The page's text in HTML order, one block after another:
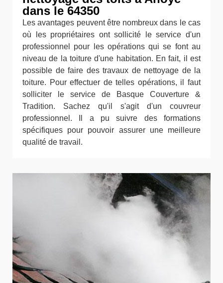
dans le 64350
Les avantages peuvent être nombreux dans le cas
où les propriétaires ont sollicité le service d'un
professionnel pour les opérations qui se font au
niveau de la toiture d'une habitation. En fait, il est
possible de faire des travaux de nettoyage de la
toiture. Pour effectuer de telles opérations, il faut
solliciter le service de Basque Couverture &
Tradition. Sachez qu'il s'agit d'un couvreur
professionnel. Il a pu suivre des formations
spécifiques pour pouvoir assurer une meilleure
qualité de travail.